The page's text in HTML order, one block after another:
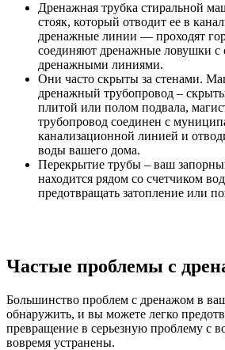
Дренажная трубка стиральной
стояк, который отводит ее в
дренажные линии — проходят
соединяют дренажные ловушки
дренажными линиями.
Они часто скрыты за стенами.
дренажный трубопровод –
плитой или полом подвала,
трубопровод соединен с
канализационной линией и
воды вашего дома.
Перекрытие трубы – ваш
находится рядом со счетчиком
предотвращать затопление или
Частые проблемы с
Большинство проблем с дренажом в
обнаружить, и вы можете легко
превращение в серьезную проблему с
вовремя устранены.